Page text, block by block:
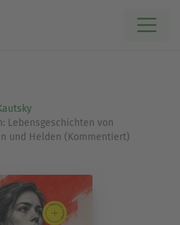
Lebensgeschichten von
und Helden (Kommentiert)